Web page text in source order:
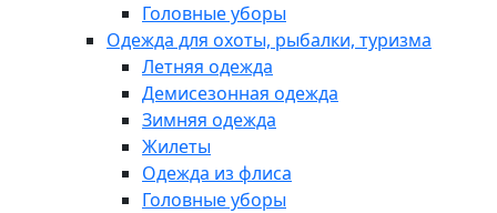
Головные уборы
Одежда для охоты, рыбалки, туризма
Летняя одежда
Демисезонная одежда
Зимняя одежда
Жилеты
Одежда из флиса
Головные уборы